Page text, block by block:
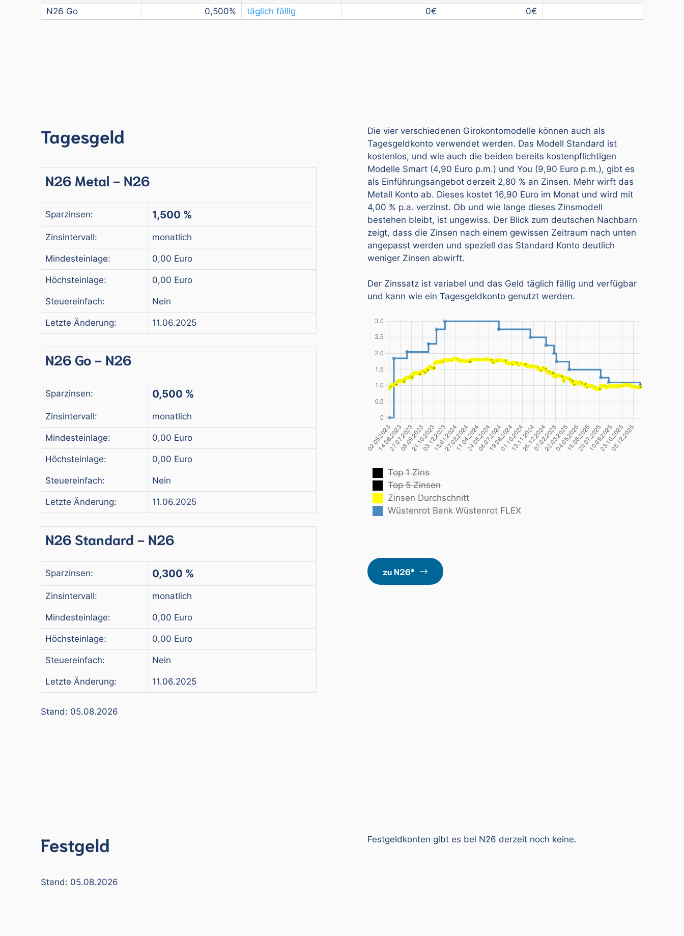
N26 Go
0,500 täglich fällig 0 0
Tagesgeld
N26 Metal - N26
Sparzinsen: 1,500 %
Zinsintervall: monatlich
Mindesteinlage: 0,00 Euro
Höchsteinlage: 0,00 Euro
Steuereinfach: Nein
Letzte Änderung: 11.06.2025
N26 Go - N26
Sparzinsen: 0,500 %
Zinsintervall: monatlich
Mindesteinlage: 0,00 Euro
Höchsteinlage: 0,00 Euro
Steuereinfach: Nein
Letzte Änderung: 11.06.2025
N26 Standard - N26
Sparzinsen: 0,300 %
Zinsintervall: monatlich
Mindesteinlage: 0,00 Euro
Höchsteinlage: 0,00 Euro
Steuereinfach: Nein
Letzte Änderung: 11.06.2025
Stand: 05.08.2026
Die vier verschiedenen Girokontomodelle können auch als
Tagesgeldkonto verwendet werden. Das Modell Standard ist
kostenlos, und wie auch die beiden bereits kostenpflichtigen
Modelle Smart (4,90 Euro p.m.) und You (9,90 Euro p.m.), gibt es
als Einführungsangebot derzeit 2,80 % an Zinsen. Mehr wirft das
Metall Konto ab. Dieses kostet 16,90 Euro im Monat und wird mit
4,00 % p.a. verzinst. Ob und wie lange dieses Zinsmodell
bestehen bleibt, ist ungewiss. Der Blick zum deutschen Nachbarn
zeigt, dass die Zinsen nach einem gewissen Zeitraum nach unten
angepasst werden und speziell das Standard Konto deutlich
weniger Zinsen abwirft.
Der Zinssatz ist variabel und das Geld täglich fällig und verfügbar
und kann wie ein Tagesgeldkonto genutzt werden.
Top 1 Zins
Top 5 Zinsen
Zinsen Durchschnitt
Wüstenrot Bank Wüstenrot FLEX
zu N26*
Festgeld
Stand: 05.08.2026
Festgeldkonten gibt es bei N26 derzeit noch keine.